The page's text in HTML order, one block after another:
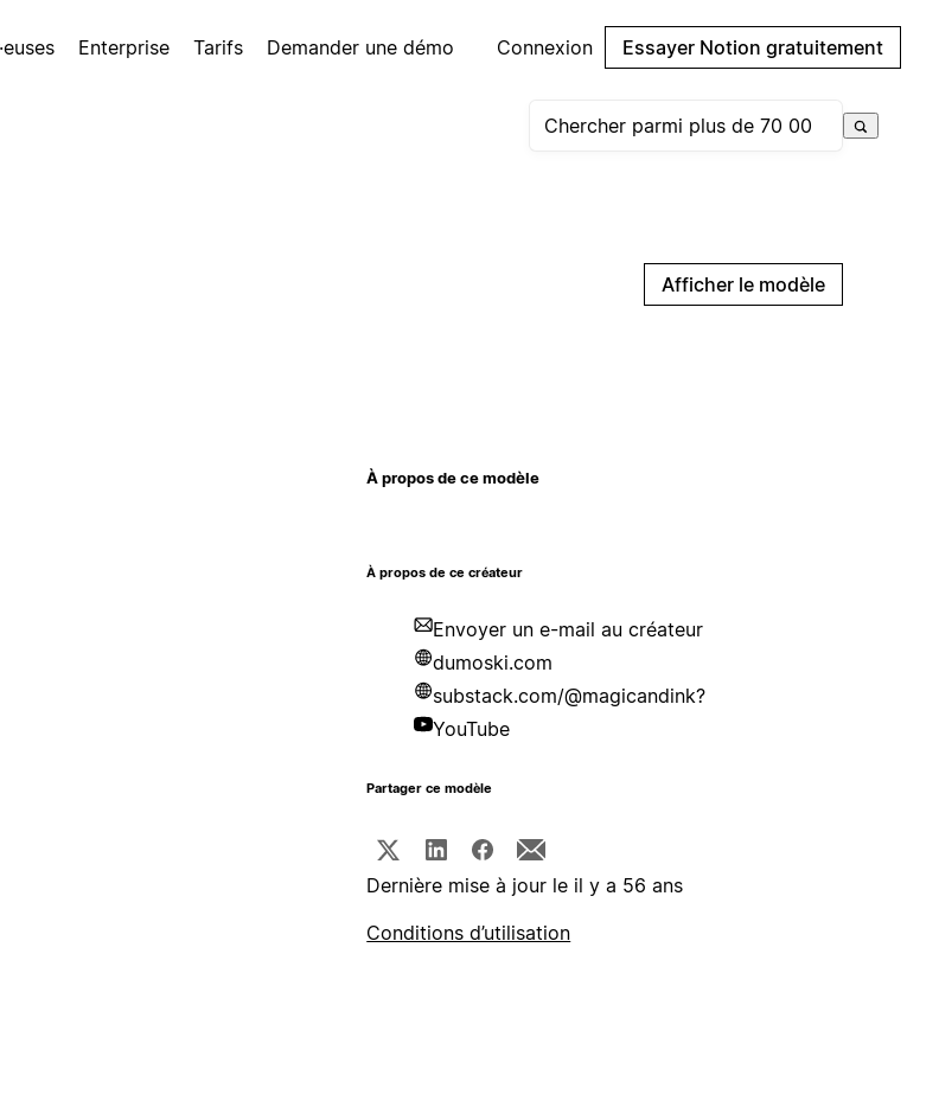
Enterprise Tarifs Demander une démo Connexion Essayer Notion gratuitement
Afficher le modèle
À propos de ce modèle
À propos de ce créateur
Envoyer un e-mail au créateur
dumoski.com
substack.com/@magicandink?
YouTube
Partager ce modèle
Dernière mise à jour le il y a 56 ans
Conditions d’utilisation